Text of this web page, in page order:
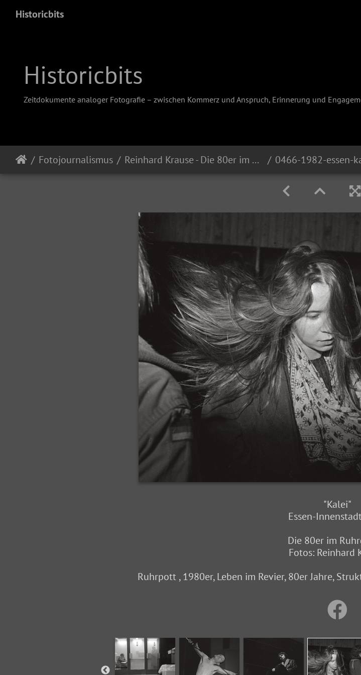
Historicbits
Historicbits
Zeitdokumente analoger Fotografie – zwischen Kommerz und Anspruch, Erinnerung und
Fotojournalismus Reinhard Krause - Die 80er im Ruhrgebiet 0466-1982-essen-
"Kalei"
Essen-
Die 80er im
Fotos: Reinhard
Ruhrpott , 1980er, Leben im Revier, 80er Jahre,